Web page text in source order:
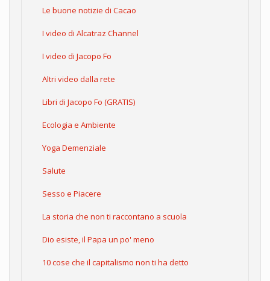
Le buone notizie di Cacao
I video di Alcatraz Channel
I video di Jacopo Fo
Altri video dalla rete
Libri di Jacopo Fo (GRATIS)
Ecologia e Ambiente
Yoga Demenziale
Salute
Sesso e Piacere
La storia che non ti raccontano a scuola
Dio esiste, il Papa un po' meno
10 cose che il capitalismo non ti ha detto